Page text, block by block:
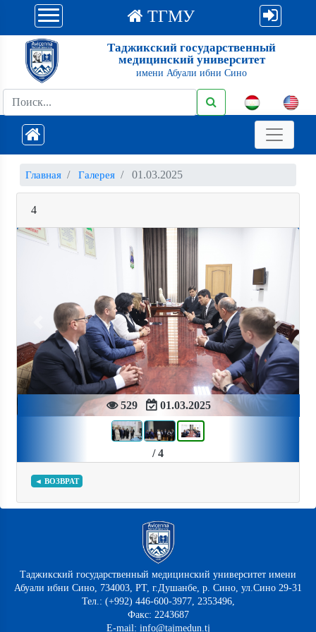
ТГМУ
Таджикский государственный
медицинский университет
имени Абуали ибни Сино
Главная Галерея 01.03.2025
4
529 01.03.2025
Previous Next
/ 4
◄ ВОЗВРАТ
Таджикский государственный медицинский университет имени
Абуали ибни Сино, 734003, РТ, г.Душанбе, р. Сино, ул.Сино 29-31
Тел.: (+992) 446-600-3977, 2353496,
Факс: 2243687
E-mail: info@tajmedun.tj